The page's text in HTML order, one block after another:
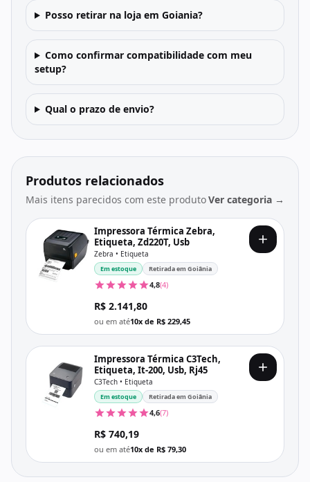
Posso retirar na loja em Goiania?
Como confirmar compatibilidade com meu
setup?
Qual o prazo de envio?
Produtos relacionados
Mais itens parecidos com este produtoVer categoria →
Impressora Térmica Zebra,
Etiqueta, Zd220T, Usb
Zebra • Etiqueta
Em estoque Retirada em Goiânia
4,8(4)
R$ 2.141,80
ou em até10x de R$ 229,45
Impressora Térmica C3Tech,
Etiqueta, It-200, Usb, Rj45
C3Tech • Etiqueta
Em estoque Retirada em Goiânia
4,6(7)
R$ 740,19
ou em até10x de R$ 79,30